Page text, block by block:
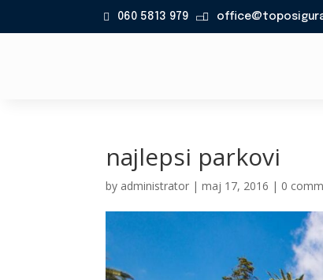
060 5813 979 
najlepsi parkovi
by administrator |maj 17, 2016 | 0